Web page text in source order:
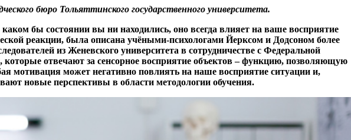
бюро Тольяттинского государственного университета.
каком бы состоянии вы ни находились, оно всегда влияет на ваше восприятие
реакции, была описана учёными-психологами Йерксом и Додсоном более
из Женевского университета в сотрудничестве с Федеральной
отвечают за сенсорное восприятие объектов – функцию, позволяющую
мотивация может негативно повлиять на наше восприятие ситуации и,
новые перспективы в области методологии обучения.